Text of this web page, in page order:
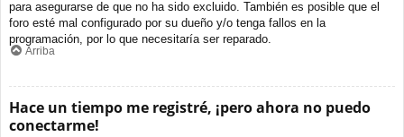
para asegurarse de que no ha sido excluido. También es posible que el
foro esté mal configurado por su dueño y/o tenga fallos en la
programación, por lo que necesitaría ser reparado.
Arriba
Hace un tiempo me registré, ¡pero ahora no puedo
conectarme!